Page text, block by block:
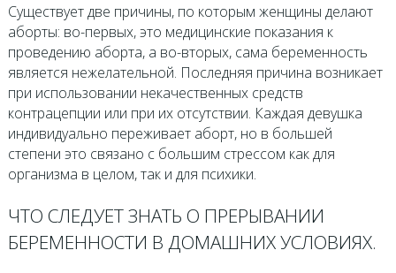
Существует две причины, по которым женщины делают
аборты: во-первых, это медицинские показания к
проведению аборта, а во-вторых, сама беременность
является нежелательной. Последняя причина возникает
при использовании некачественных средств
контрацепции или при их отсутствии. Каждая девушка
индивидуально переживает аборт, но в большей
степени это связано с большим стрессом как для
организма в целом, так и для психики.
ЧТО СЛЕДУЕТ ЗНАТЬ О ПРЕРЫВАНИИ
БЕРЕМЕННОСТИ В ДОМАШНИХ УСЛОВИЯХ.